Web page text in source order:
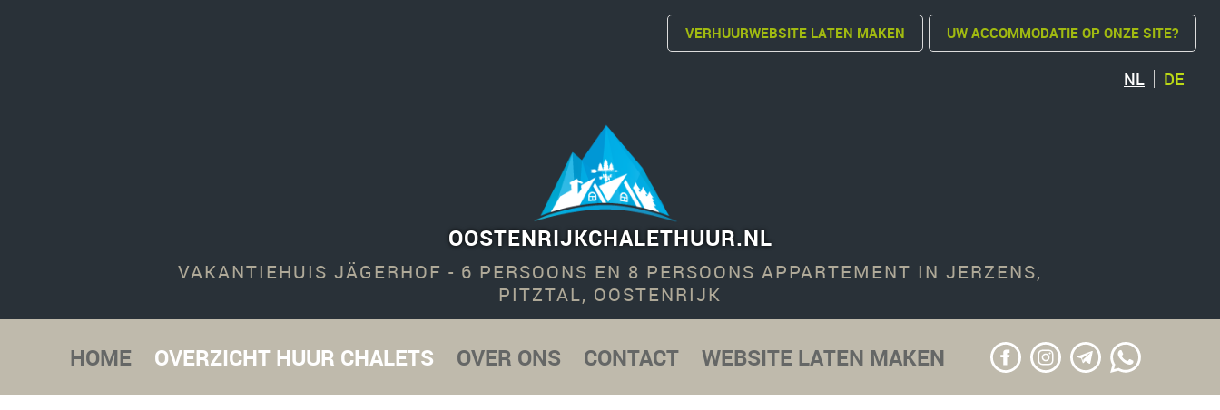
VERHUURWEBSITE LATEN MAKEN UW ACCOMMODATIE OP ONZE SITE?
NL DE
OOSTENRIJKCHALETHUUR.NL
VAKANTIEHUIS JÄGERHOF - 6 PERSOONS EN 8 PERSOONS APPARTEMENT IN JERZENS,
PITZTAL, OOSTENRIJK
HOME OVERZICHT HUUR CHALETS OVER ONS CONTACT WEBSITE LATEN MAKEN